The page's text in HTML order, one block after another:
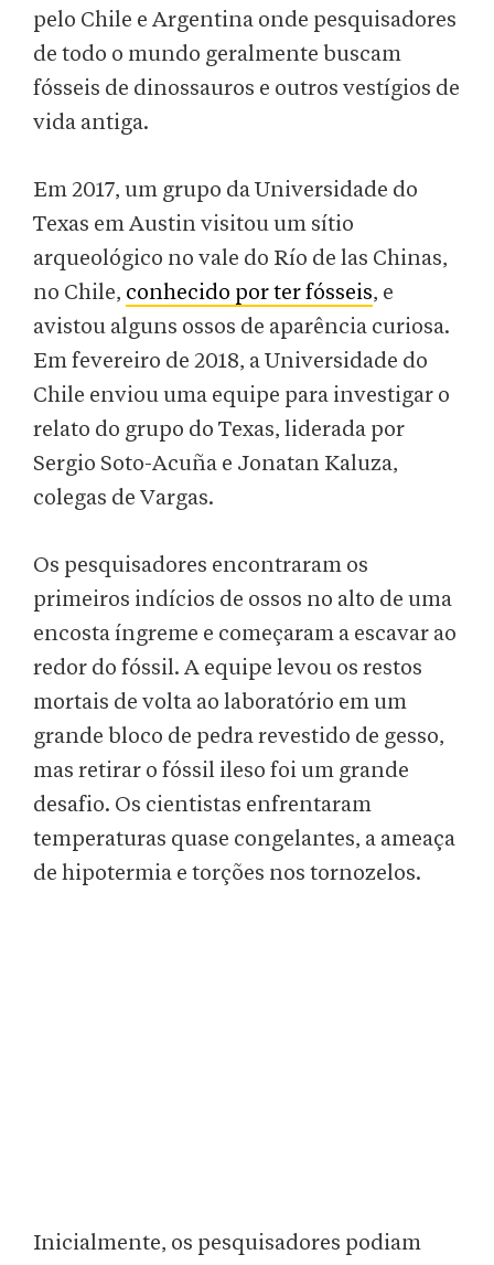
pelo Chile e Argentina onde pesquisadores
de todo o mundo geralmente buscam
fósseis de dinossauros e outros vestígios de
vida antiga.
Em 2017, um grupo da Universidade do
Texas em Austin visitou um sítio
arqueológico no vale do Río de las Chinas,
no Chile, conhecido por ter fósseis, e
avistou alguns ossos de aparência curiosa.
Em fevereiro de 2018, a Universidade do
Chile enviou uma equipe para investigar o
relato do grupo do Texas, liderada por
Sergio Soto-Acuña e Jonatan Kaluza,
colegas de Vargas.
Os pesquisadores encontraram os
primeiros indícios de ossos no alto de uma
encosta íngreme e começaram a escavar ao
redor do fóssil. A equipe levou os restos
mortais de volta ao laboratório em um
grande bloco de pedra revestido de gesso,
mas retirar o fóssil ileso foi um grande
desafio. Os cientistas enfrentaram
temperaturas quase congelantes, a ameaça
de hipotermia e torções nos tornozelos.
Inicialmente, os pesquisadores podiam